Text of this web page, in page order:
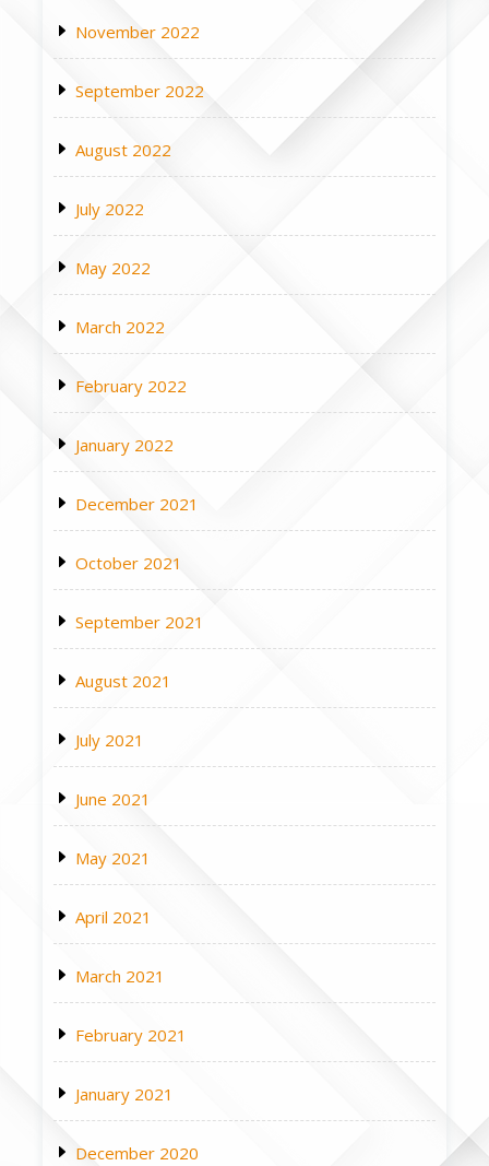
November 2022
September 2022
August 2022
July 2022
May 2022
March 2022
February 2022
January 2022
December 2021
October 2021
September 2021
August 2021
July 2021
June 2021
May 2021
April 2021
March 2021
February 2021
January 2021
December 2020